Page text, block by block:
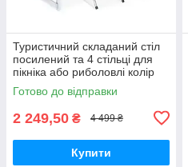
Туристичний складаний стіл
посилений та 4 стільці для
пікніка або риболовлі колір
салатовий
Готово до відправки
2 249,50 ₴ 4 499 ₴
Купити